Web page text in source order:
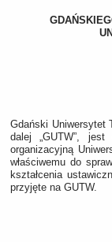
Gdański Uniwersytet
dalej „GUTW”, jest
organizacyjną
właściwemu do
kształcenia
przyjęte na GUTW.